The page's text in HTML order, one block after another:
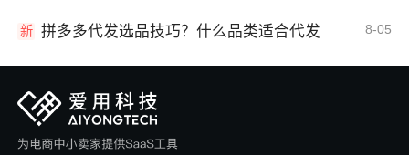
新 拼多多代发选品技巧？什么品类适合代发 8-05